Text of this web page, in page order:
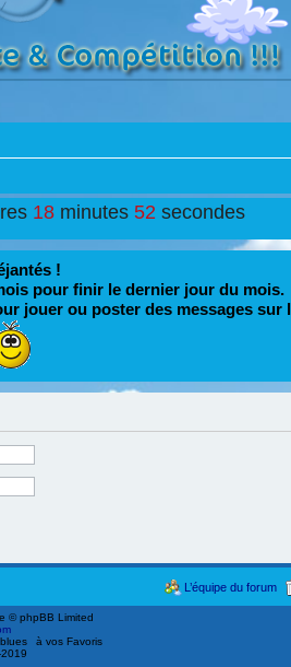
18 minutes 52 secondes
!
pour finir le dernier jour du mois.
jouer ou poster des messages sur
L’équipe du forum
© phpBB Limited
à vos Favoris